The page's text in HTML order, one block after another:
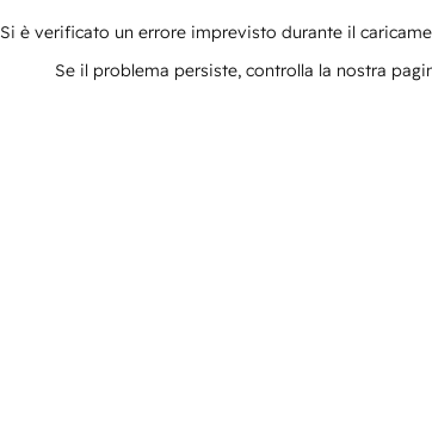
Si è verificato un errore imprevisto durante il
Se il problema persiste, controlla la nostra